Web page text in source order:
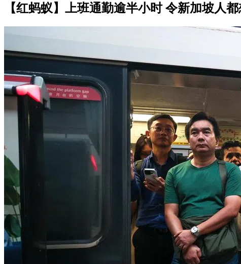
【红蚂蚁】上班通勤逾半小时 令新加坡人